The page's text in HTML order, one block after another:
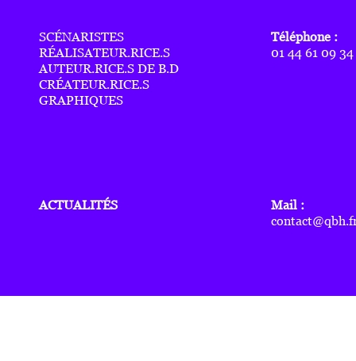
SCÉNARISTES
RÉALISATEUR.RICE.S
AUTEUR.RICE.S DE B.D
CRÉATEUR.RICE.S
GRAPHIQUES
Téléphone :
01 44 61 09 34
ACTUALITÉS
Mail :